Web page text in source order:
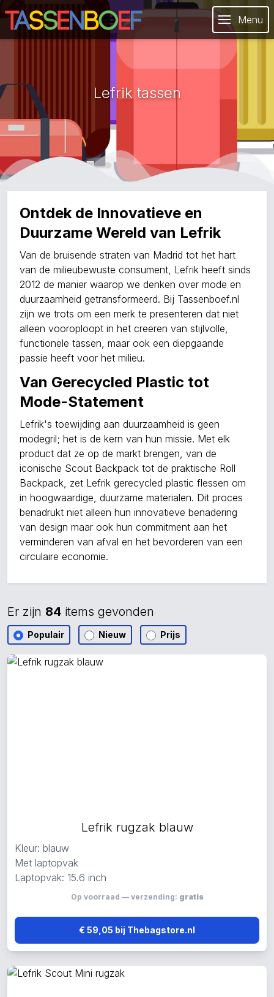
Menu
Lefrik tassen
Ontdek de Innovatieve en
Duurzame Wereld van Lefrik
Van de bruisende straten van Madrid tot het hart
van de milieubewuste consument, Lefrik heeft sinds
2012 de manier waarop we denken over mode en
duurzaamheid getransformeerd. Bij Tassenboef.nl
zijn we trots om een merk te presenteren dat niet
alleen vooroploopt in het creëren van stijlvolle,
functionele tassen, maar ook een diepgaande
passie heeft voor het milieu.
Van Gerecycled Plastic tot
Mode-Statement
Lefrik's toewijding aan duurzaamheid is geen
modegril; het is de kern van hun missie. Met elk
product dat ze op de markt brengen, van de
iconische Scout Backpack tot de praktische Roll
Backpack, zet Lefrik gerecycled plastic flessen om
in hoogwaardige, duurzame materialen. Dit proces
benadrukt niet alleen hun innovatieve benadering
van design maar ook hun commitment aan het
verminderen van afval en het bevorderen van een
circulaire economie.
Er zijn 84 items gevonden
Populair Nieuw Prijs
Lefrik rugzak blauw
Kleur: blauw
Met laptopvak
Laptopvak: 15.6 inch
Op voorraad — verzending: gratis
€ 59,05 bij Thebagstore.nl